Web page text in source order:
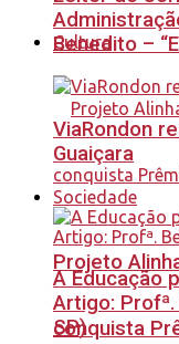
Cultura
Projeto
conquista
Benedito –
ViaRondon
Guaiçara
Sociedade
A Educação
Artigo:
SP)